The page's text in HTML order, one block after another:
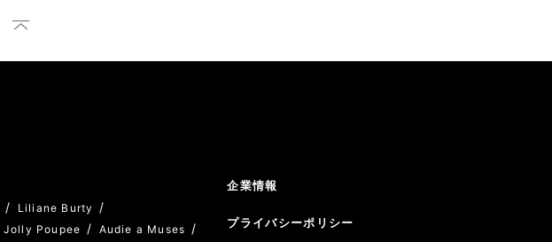
Liliane Burty
Jolly Poupee
Audie a Muses
企業情報
プライバシーポリシー